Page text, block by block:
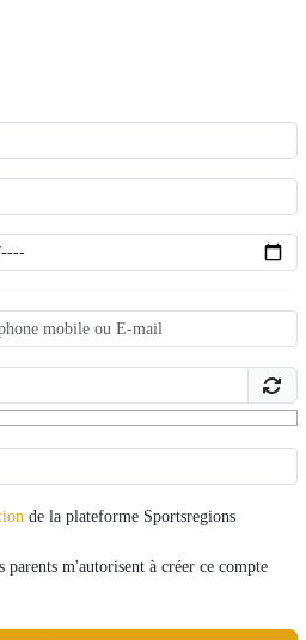
de la plateforme Sportsregions
m'autorisent à créer ce compte